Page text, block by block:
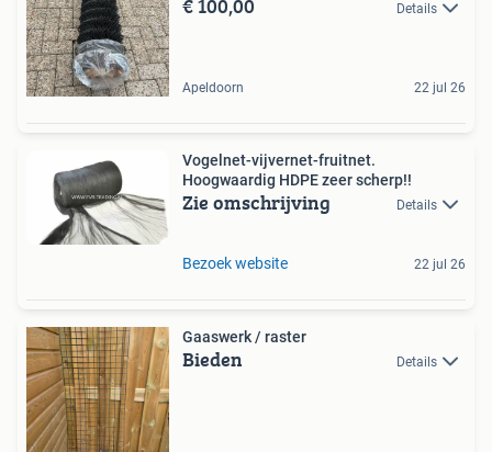
Details
Apeldoorn 22 jul 26
Vogelnet-vijvernet-fruitnet.
Hoogwaardig HDPE zeer scherp!!
Zie omschrijving Details
Bezoek website 22 jul 26
Gaaswerk / raster
Bieden Details